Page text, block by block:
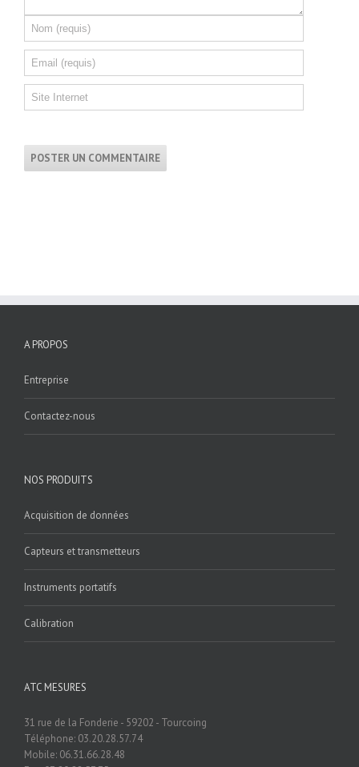
A PROPOS
Entreprise
Contactez-nous
NOS PRODUITS
Acquisition de données
Capteurs et transmetteurs
Instruments portatifs
Calibration
ATC MESURES
31 rue de la Fonderie - 59202 - Tourcoing
Téléphone: 03.20.28.57.74
Mobile: 06.31.66.28.48